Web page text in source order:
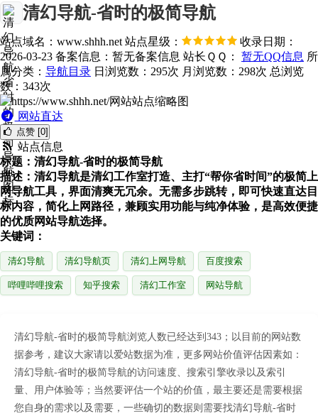
清幻导航-省时的极简导航
站点域名：www.shhh.net 站点星级：
收录日期：
2026-03-23 备案信息： 暂无备案信息 站长ＱＱ： 暂无QQ信息 所
属分类： 导航目录 日浏览数：295次 月浏览数：298次 总浏览
数：343次
网站直达
点赞 [0]
站点信息
标题：清幻导航-省时的极简导航
描述：清幻导航是清幻工作室打造、主打“帮你省时间”的极简上
网导航工具，界面清爽无冗余。无需多步跳转，即可快速直达目
标内容，简化上网路径，兼顾实用功能与纯净体验，是高效便捷
的优质网站导航选择。
关键词：
清幻导航 清幻导航页 清幻上网导航 百度搜索
哔哩哔哩搜索 知乎搜索 清幻工作室 网站导航
清幻导航-省时的极简导航浏览人数已经达到343；以目前的网站数
据参考，建议大家请以爱站数据为准，更多网站价值评估因素如：
清幻导航-省时的极简导航的访问速度、搜索引擎收录以及索引
量、用户体验等；当然要评估一个站的价值，最主要还是需要根据
您自身的需求以及需要，一些确切的数据则需要找清幻导航-省时